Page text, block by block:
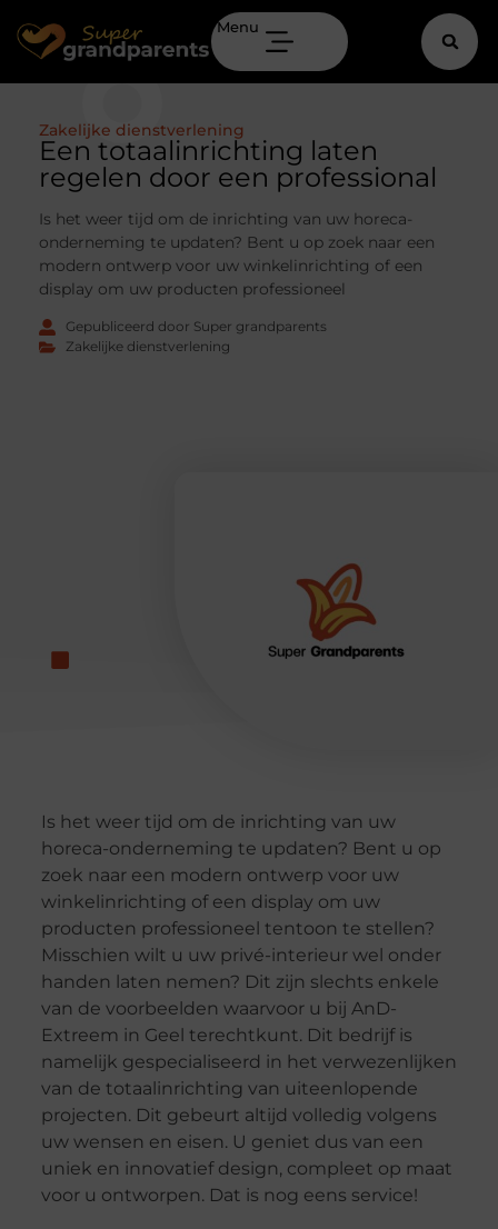
Menu
Zakelijke dienstverlening
Een totaalinrichting laten
regelen door een professional
Is het weer tijd om de inrichting van uw horeca-
onderneming te updaten? Bent u op zoek naar een
modern ontwerp voor uw winkelinrichting of een
display om uw producten professioneel
Gepubliceerd door Super grandparents
Zakelijke dienstverlening
Is het weer tijd om de inrichting van uw
horeca-onderneming te updaten? Bent u op
zoek naar een modern ontwerp voor uw
winkelinrichting of een display om uw
producten professioneel tentoon te stellen?
Misschien wilt u uw privé-interieur wel onder
handen laten nemen? Dit zijn slechts enkele
van de voorbeelden waarvoor u bij AnD-
Extreem in Geel terechtkunt. Dit bedrijf is
namelijk gespecialiseerd in het verwezenlijken
van de totaalinrichting van uiteenlopende
projecten. Dit gebeurt altijd volledig volgens
uw wensen en eisen. U geniet dus van een
uniek en innovatief design, compleet op maat
voor u ontworpen. Dat is nog eens service!